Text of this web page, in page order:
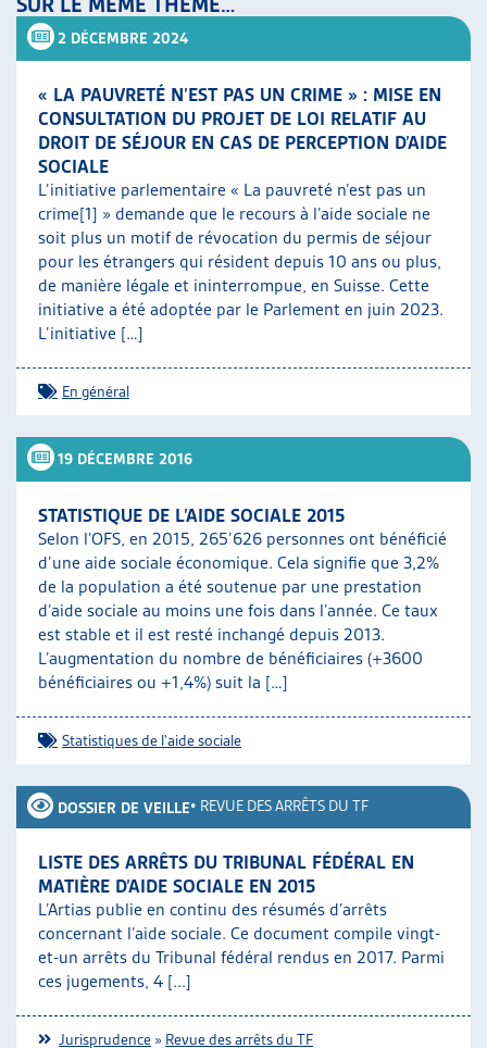
2 DÉCEMBRE 2024
« LA PAUVRETÉ N’EST PAS UN CRIME » : MISE EN
CONSULTATION DU PROJET DE LOI RELATIF AU
DROIT DE SÉJOUR EN CAS DE PERCEPTION D’AIDE
SOCIALE
L’initiative parlementaire « La pauvreté n’est pas un
crime[1] » demande que le recours à l’aide sociale ne
soit plus un motif de révocation du permis de séjour
pour les étrangers qui résident depuis 10 ans ou plus,
de manière légale et ininterrompue, en Suisse. Cette
initiative a été adoptée par le Parlement en juin 2023.
L’initiative […]
En général
19 DÉCEMBRE 2016
STATISTIQUE DE L’AIDE SOCIALE 2015
Selon l’OFS, en 2015, 265’626 personnes ont bénéficié
d’une aide sociale économique. Cela signifie que 3,2%
de la population a été soutenue par une prestation
d’aide sociale au moins une fois dans l’année. Ce taux
est stable et il est resté inchangé depuis 2013.
L’augmentation du nombre de bénéficiaires (+3600
bénéficiaires ou +1,4%) suit la […]
Statistiques de l'aide sociale
DOSSIER DE VEILLE• REVUE DES ARRÊTS DU TF
LISTE DES ARRÊTS DU TRIBUNAL FÉDÉRAL EN
MATIÈRE D’AIDE SOCIALE EN 2015
L’Artias publie en continu des résumés d’arrêts
concernant l’aide sociale. Ce document compile vingt-
et-un arrêts du Tribunal fédéral rendus en 2017. Parmi
ces jugements, 4 [...]
Jurisprudence » Revue des arrêts du TF